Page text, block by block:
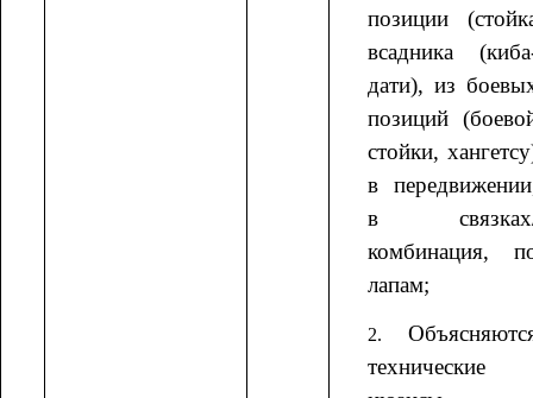
позиции
всадника
дати), из
позиций
стойки,
в
в
комбинация,
лапам;
технические